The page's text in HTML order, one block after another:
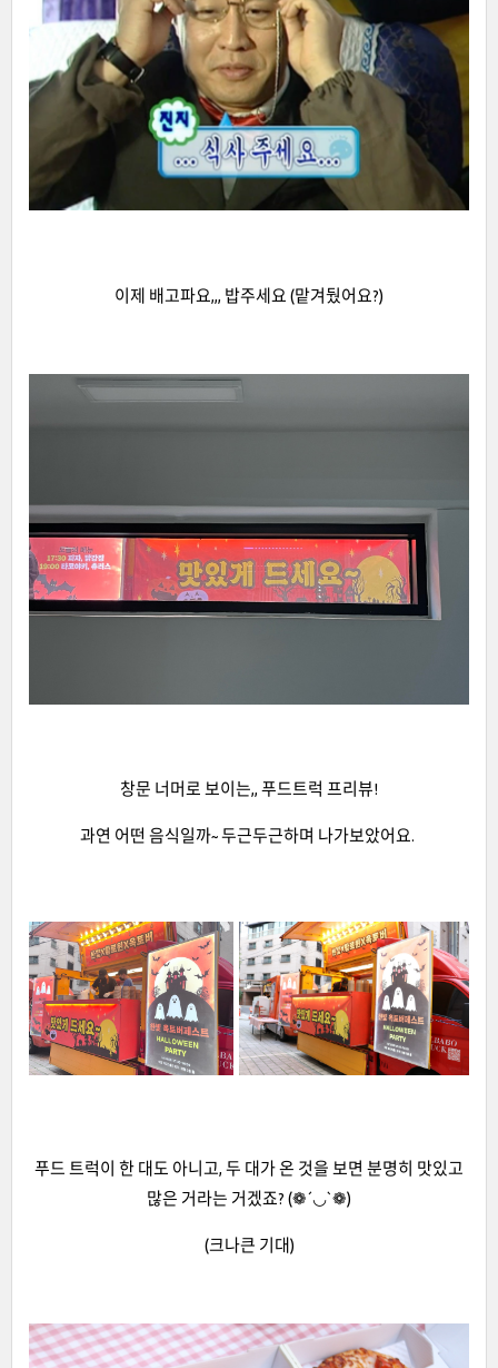
이제 배고파요,,, 밥주세요 (맡겨뒀어요?)
창문 너머로 보이는,, 푸드트럭 프리뷰!
과연 어떤 음식일까~ 두근두근하며 나가보았어요.
푸드 트럭이 한 대도 아니고, 두 대가 온 것을 보면 분명히 맛있고
많은 거라는 거겠죠? (❁´◡`❁)
(크나큰 기대)